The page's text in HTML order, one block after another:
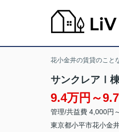
花小金井の賃貸のこと
サンクレアⅠ
9.4万円～
管理/共益費 4,000円
東京都小平市花小金